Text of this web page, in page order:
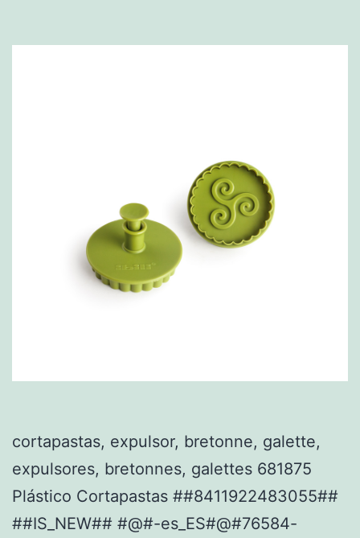
cortapastas, expulsor, bretonne, galette,
expulsores, bretonnes, galettes 681875
Plástico Cortapastas ##8411922483055##
##IS_NEW## #@#-es_ES#@#76584-